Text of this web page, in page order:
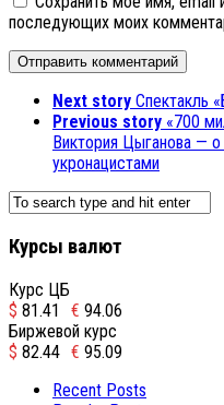
последующих моих
Next story Спектакль
Previous story «700
Виктория Цыганова —
укронацистами
Курсы валют
Курс ЦБ
$ 81.41 € 94.06
Биржевой курс
$ 82.44 € 95.09
Recent Posts